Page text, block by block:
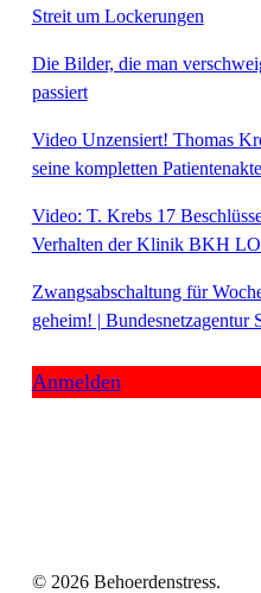
Streit um Lockerungen
Die Bilder, die man
passiert
Video Unzensiert! Thomas
seine kompletten
Video: T. Krebs 17
Verhalten der Klinik BKH
Zwangsabschaltung für
geheim! | Bundesnetzagentur
Anmelden
© 2026 Behoerdenstress.